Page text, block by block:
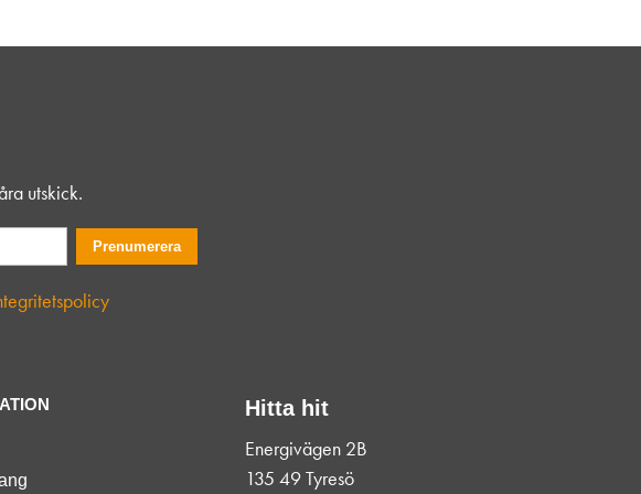
utskick.
Hitta hit
Energivägen 2B
135 49 Tyresö